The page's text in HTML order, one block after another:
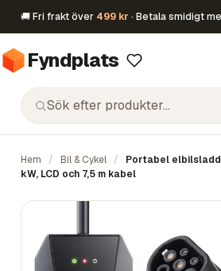
🚚 Fri frakt över 499 kr · Betala smidigt
Fyndplats
Hem / Bil & Cykel /
Portabel
kW, LCD och 7,5 m kabel